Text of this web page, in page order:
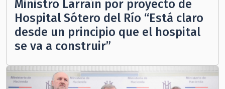
Ministro Larraín por proyecto de
Hospital Sótero del Río “Está claro
desde un principio que el hospital
se va a construir”